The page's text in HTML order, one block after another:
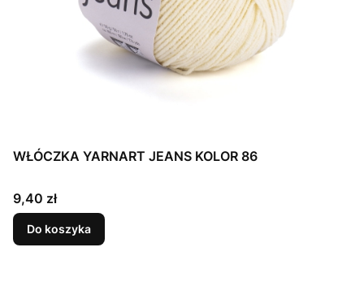
WŁÓCZKA YARNART JEANS KOLOR 86
Cena
9,40 zł
Do koszyka